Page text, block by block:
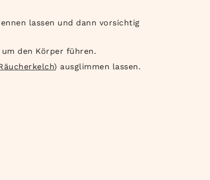
lassen und dann vorsichtig
den Körper führen.
) ausglimmen lassen.